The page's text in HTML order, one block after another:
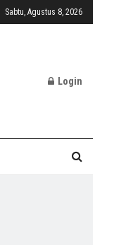
Sabtu, Agustus 8, 2026
Login